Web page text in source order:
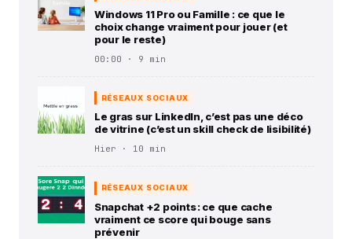
Windows 11 Pro ou Famille : ce que le
choix change vraiment pour jouer (et
pour le reste)
00:00 · 9 min
RÉSEAUX SOCIAUX
Le gras sur LinkedIn, c’est pas une déco
de vitrine (c’est un skill check de lisibilité)
Hier · 10 min
RÉSEAUX SOCIAUX
Snapchat +2 points : ce que cache
vraiment ce score qui bouge sans
prévenir